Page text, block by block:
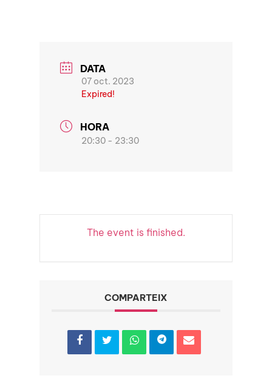
DATA
07 oct. 2023
Expired!
HORA
20:30 - 23:30
The event is finished.
COMPARTEIX